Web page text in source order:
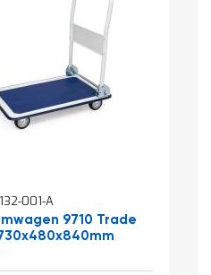
001-A
9710 Trade